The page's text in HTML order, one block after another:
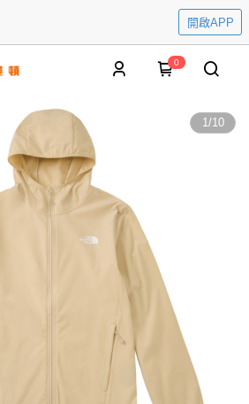
開啟APP
0
1/10